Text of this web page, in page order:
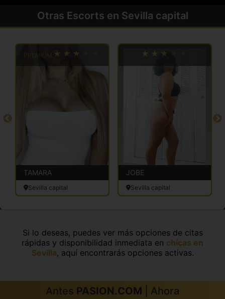
Otras Escorts en Sevilla capital
TAMARA
Sevilla capital
JOBE
Sevilla capital
Si lo deseas, puedes ver más opciones de citas
rápidas y disponibilidad inmediata en chicas en
Sevilla, aquí encontrarás opciones activas.
Antes PASION.COM | Ahora